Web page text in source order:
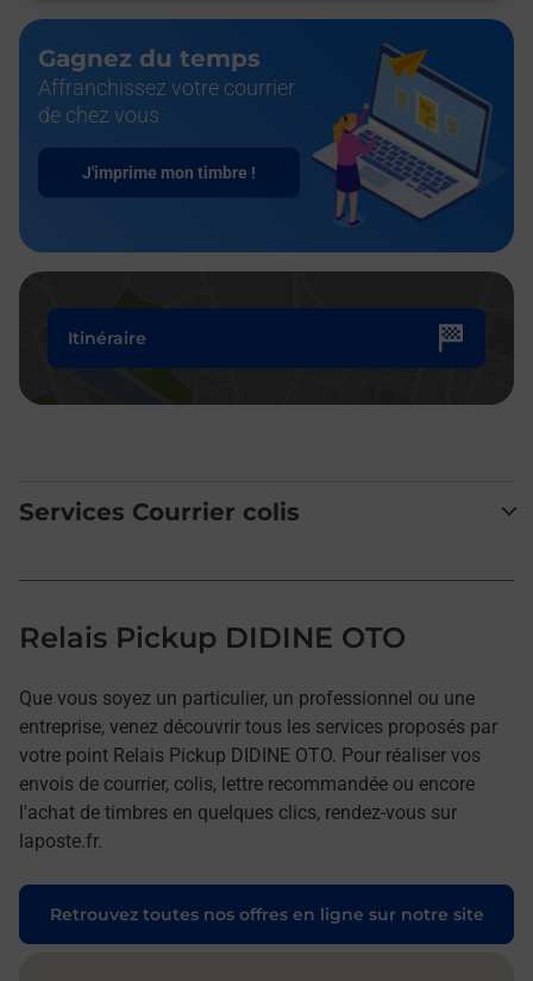
Gagnez du temps
Affranchissez votre courrier
de chez vous
J'imprime mon timbre !
Itinéraire
Services Courrier colis
Relais Pickup DIDINE OTO
Que vous soyez un particulier, un professionnel ou une
entreprise, venez découvrir tous les services proposés par
votre point Relais Pickup DIDINE OTO. Pour réaliser vos
envois de courrier, colis, lettre recommandée ou encore
l'achat de timbres en quelques clics, rendez-vous sur
laposte.fr.
Retrouvez toutes nos offres en ligne sur notre site